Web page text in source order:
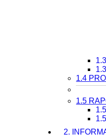
1.4
1.5
2.